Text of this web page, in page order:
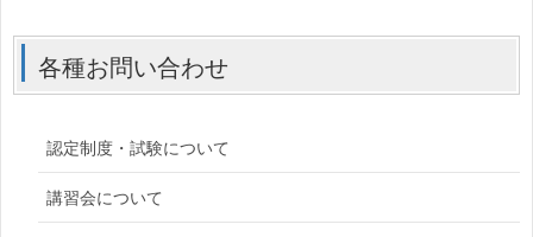
各種お問い合わせ
認定制度・試験について
講習会について